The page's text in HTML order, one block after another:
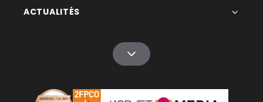
ACTUALITÉS